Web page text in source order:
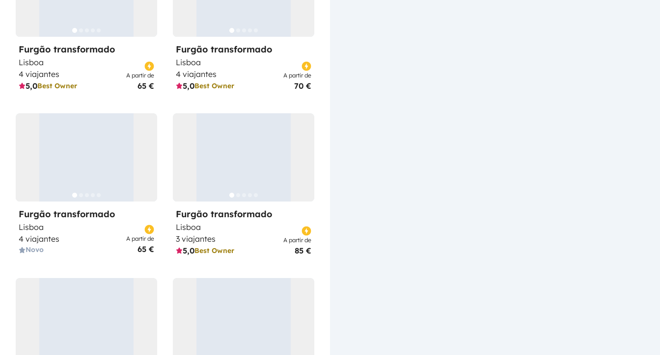
Furgão transformado
Lisboa
4 viajantes
5,0Best Owner
A partir de
65 €
Furgão transformado
Lisboa
4 viajantes
5,0Best Owner
A partir de
70 €
Furgão transformado
Lisboa
4 viajantes
Novo
A partir de
65 €
Furgão transformado
Lisboa
3 viajantes
5,0Best Owner
A partir de
85 €